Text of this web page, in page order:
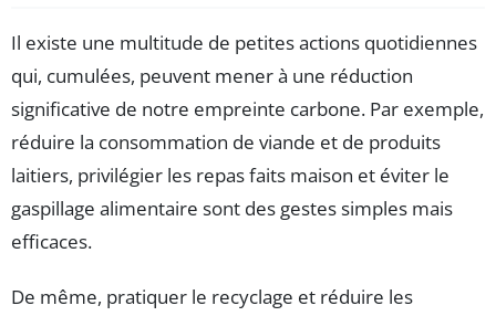
Il existe une multitude de petites actions quotidiennes
qui, cumulées, peuvent mener à une réduction
significative de notre empreinte carbone. Par exemple,
réduire la consommation de viande et de produits
laitiers, privilégier les repas faits maison et éviter le
gaspillage alimentaire sont des gestes simples mais
efficaces.
De même, pratiquer le recyclage et réduire les